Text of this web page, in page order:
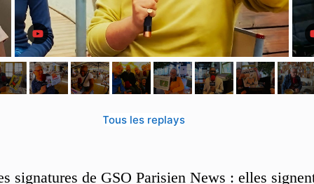
Tous les replays
signatures de GSO Parisien News : elles